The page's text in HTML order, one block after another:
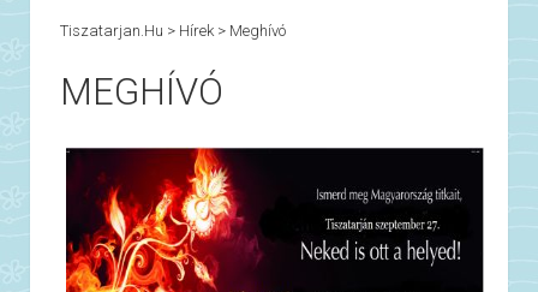
Tiszatarjan.hu > Hírek> Meghívó
MEGHÍVÓ